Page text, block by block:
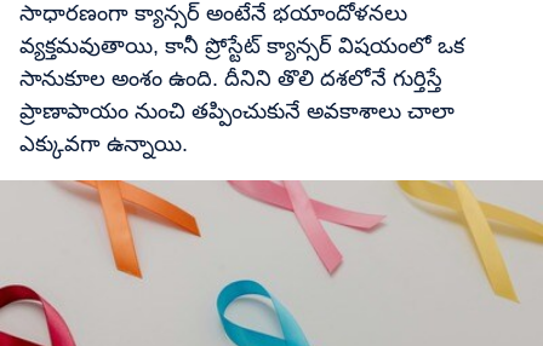
సాధారణంగా క్యాన్సర్ అంటేనే భయాందోళనలు
వ్యక్తమవుతాయి, కానీ ప్రోస్టేట్ క్యాన్సర్ విషయంలో ఒక
సానుకూల అంశం ఉంది. దీనిని తొలి దశలోనే గుర్తిస్తే
ప్రాణాపాయం నుంచి తప్పించుకునే అవకాశాలు చాలా
ఎక్కువగా ఉన్నాయి.